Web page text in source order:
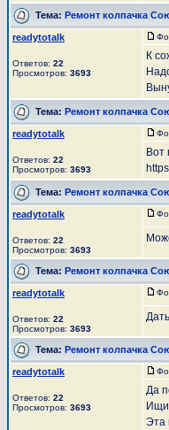
Тема: Ремонт колпачка
readytotalk
Ответов: 22
Просмотров: 3693
К
Тема: Ремонт колпачка
readytotalk
Ответов: 22
Просмотров: 3693
Вот
Тема: Ремонт колпачка
readytotalk
Ответов: 22
Просмотров: 3693
Тема: Ремонт колпачка
readytotalk
Ответов: 22
Просмотров: 3693
Тема: Ремонт колпачка
readytotalk
Ответов: 22
Просмотров: 3693
Да
Эта